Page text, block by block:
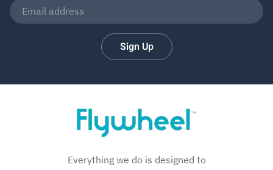
Sign Up
Everything we do is designed to